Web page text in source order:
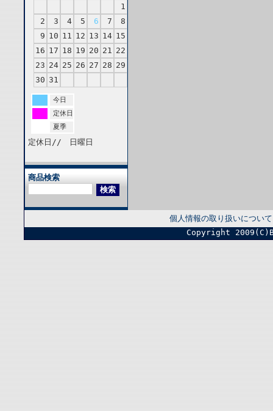
1
2
3 4 5 6 7
8
9 10 11 12 13 14 15
16 17 18 19 20 21 22
23 24 25 26 27 28 29
30 31
今日
定休日
夏季
定休日// 日曜日
商品検索
個人情報の取り扱いについて
Copyright